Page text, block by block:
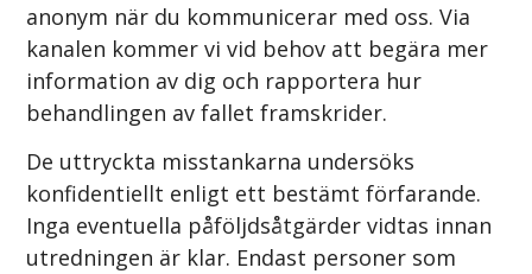
anonym när du kommunicerar med oss. Via
kanalen kommer vi vid behov att begära mer
information av dig och rapportera hur
behandlingen av fallet framskrider.
De uttryckta misstankarna undersöks
konfidentiellt enligt ett bestämt förfarande.
Inga eventuella påföljdsåtgärder vidtas innan
utredningen är klar. Endast personer som